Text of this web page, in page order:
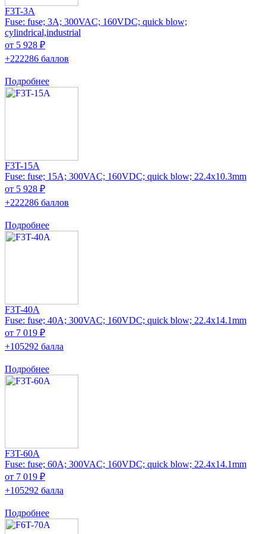
F3T-3A
Fuse: fuse; 3A; 300VAC; 160VDC; quick blow;
cylindrical,industrial
от 5 928 ₽
+222286 баллов
Подробнее
F3T-15A
Fuse: fuse; 15A; 300VAC; 160VDC; quick blow; 22.4x10.3mm
от 5 928 ₽
+222286 баллов
Подробнее
F3T-40A
Fuse: fuse; 40A; 300VAC; 160VDC; quick blow; 22.4x14.1mm
от 7 019 ₽
+105292 балла
Подробнее
F3T-60A
Fuse: fuse; 60A; 300VAC; 160VDC; quick blow; 22.4x14.1mm
от 7 019 ₽
+105292 балла
Подробнее